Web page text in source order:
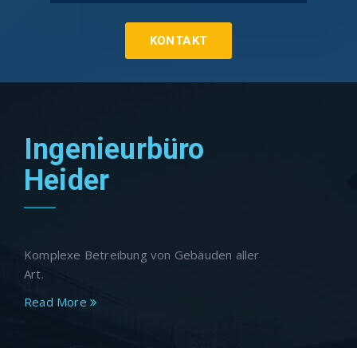
KONTAKT
Ingenieurbüro
Heider
Komplexe Betreibung von Gebäuden aller
Art.
Read More